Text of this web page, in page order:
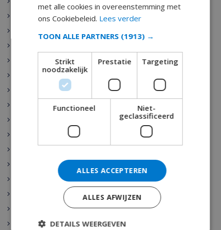
Gran Canaria
Santa Susanna
met alle cookies in overeenstemming met
ons Cookiebeleid. Lees verder
TOON ALLE PARTNERS (1913) →
Strikt
noodzakelijk
Prestatie Targeting
Functioneel
Niet-
geclassificeerd
ALLES ACCEPTEREN
ALLES AFWIJZEN
DETAILS WEERGEVEN